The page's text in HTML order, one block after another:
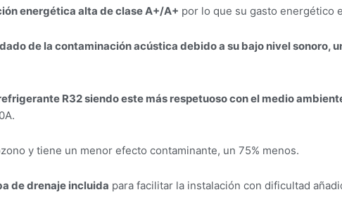
energética alta de clase A+/A+ por lo que su gasto energético
de la contaminación acústica debido a su bajo nivel sonoro,
R32 siendo este más respetuoso con el medio
y tiene un menor efecto contaminante, un 75% menos.
de drenaje incluida para facilitar la instalación con dificultad